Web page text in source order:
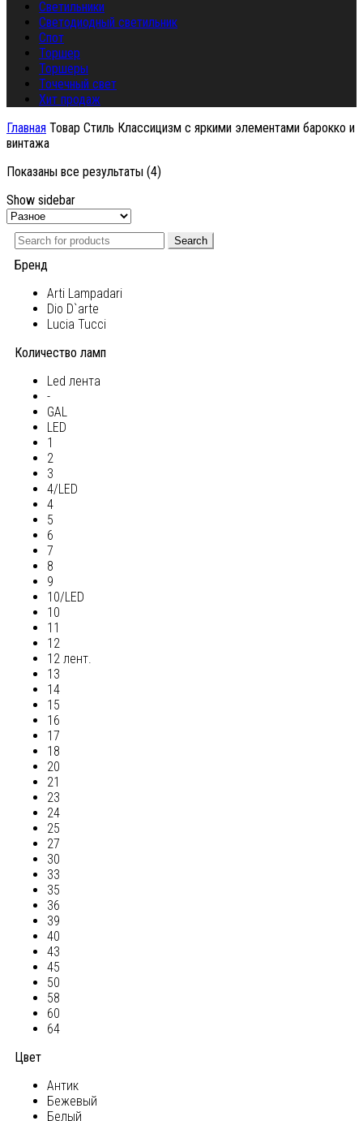
Светильники
Светодиодный светильник
Спот
Торшер
Торшеры
Точечный свет
Хит продаж
Главная Товар Стиль Классицизм с яркими элементами барокко и
винтажа
Показаны все результаты (4)
Show sidebar
Search
Бренд
Arti Lampadari
Dio D`arte
Lucia Tucci
Количество ламп
Led лента
-
GAL
LED
1
2
3
4/LED
4
5
6
7
8
9
10/LED
10
11
12
12 лент.
13
14
15
16
17
18
20
21
23
24
25
27
30
33
35
36
39
40
43
45
50
58
60
64
Цвет
Антик
Бежевый
Белый